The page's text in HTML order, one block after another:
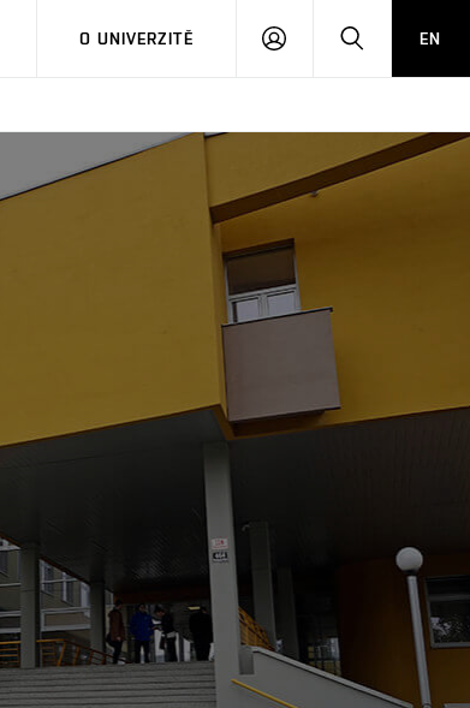
O UNIVERZITĚ
PŘIHLÁSIT HLEDATEN